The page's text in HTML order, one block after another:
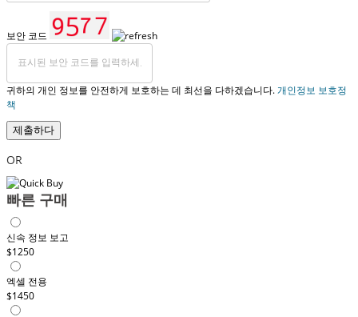
보안 코드
귀하의 개인 정보를 안전하게 보호하는 데 최선을 다하겠습니다.개인정보 보호정
책
제출하다
OR
빠른 구매
신속 정보 보고
$1250
엑셀 전용
$1450